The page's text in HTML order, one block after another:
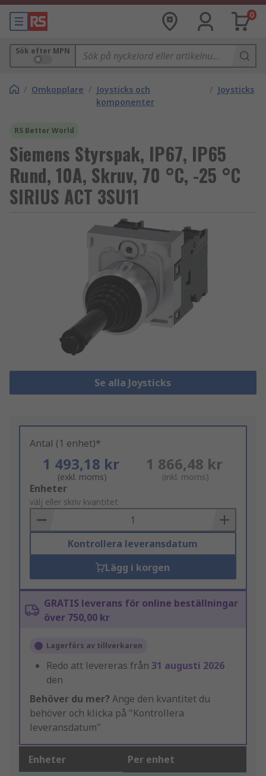
0
Sök efter MPN
/ Omkopplare / Joysticks och
komponenter
/ Joysticks
RS Better World
Siemens Styrspak, IP67, IP65
Rund, 10A, Skruv, 70 °C, -25 °C
SIRIUS ACT 3SU11
Se alla Joysticks
Antal (1 enhet)*
1 493,18 kr
(exkl. moms)
1 866,48 kr
(inkl. moms)
Add
to
Basket
Enheter
välj eller skriv kvantitet
Kontrollera leveransdatum
Lägg i korgen
GRATIS leverans för online beställningar
över 750,00 kr
Lagerförs av tillverkaren
Redo att levereras från 31 augusti 2026
den
Behöver du mer? Ange den kvantitet du
behöver och klicka på "Kontrollera
leveransdatum"
Enheter Per enhet